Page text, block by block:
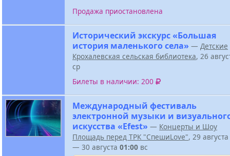
Продажа приостановлена
Исторический экскурс «Большая
история маленького села» — Детские
Крохалевская сельская библиотека, 26
ср
Билеты в наличии: 200
Международный фестиваль
электронной музыки и
искусства «Efest» — Концерты и Шоу
Площадь перед ТРК "СпешиLove", 29
— 30 августа 01:00 вс